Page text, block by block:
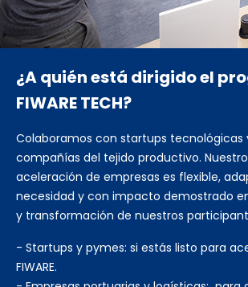
¿A quién está dirigido el
FIWARE TECH?
Colaboramos con startups tecnológicas
compañías del tejido productivo.
aceleración de empresas es flexible,
necesidad y con impacto demostrado
y transformación de nuestros
- Startups y pymes: si estás listo para
FIWARE.